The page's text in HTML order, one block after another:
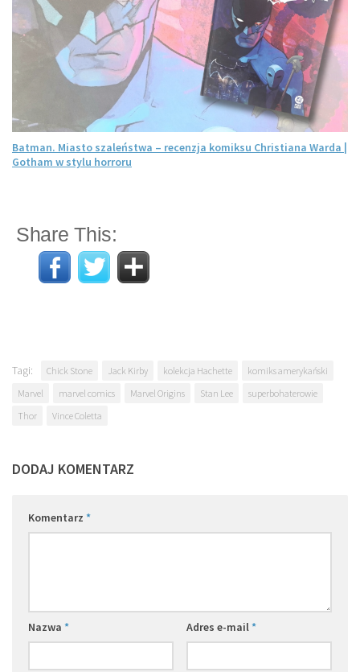
Batman. Miasto szaleństwa – recenzja komiksu Christiana Warda |
Gotham w stylu horroru
Share This:
Tagi: Chick Stone Jack Kirby kolekcja Hachette
komiks amerykański
Marvel
marvel comics Marvel Origins Stan Lee
superbohaterowie
Thor
Vince Coletta
DODAJ KOMENTARZ
Komentarz *
Nazwa * Adres e-mail*